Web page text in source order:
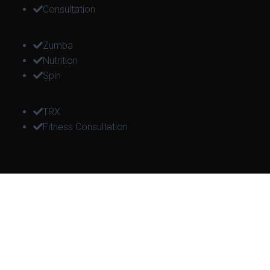
Consultation
Zumba
Nutrition
Spin
TRX
Fitness Consultation